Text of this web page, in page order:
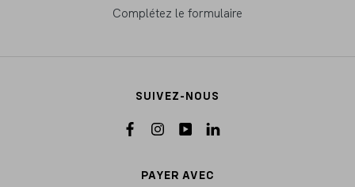
Complétez le formulaire
SUIVEZ-NOUS
PAYER AVEC